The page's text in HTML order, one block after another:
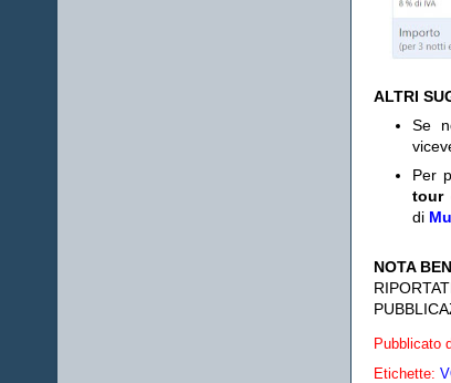
ALTRI
Se
Per
tour
di
NOTA
Pubblicato
Etichette: